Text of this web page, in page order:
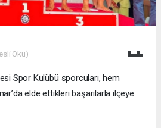
Oku)
Spor Kulübü sporcuları, hem
elde ettikleri başarılarla ilçeye